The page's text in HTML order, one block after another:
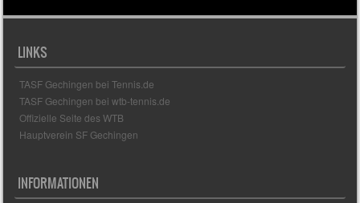
LINKS
TASF Gechingen bei Tennis.de
TASF Gechingen bei wtb-tennis.de
Offizielle Seite des WTB
Hauptverein SF Gechingen
INFORMATIONEN